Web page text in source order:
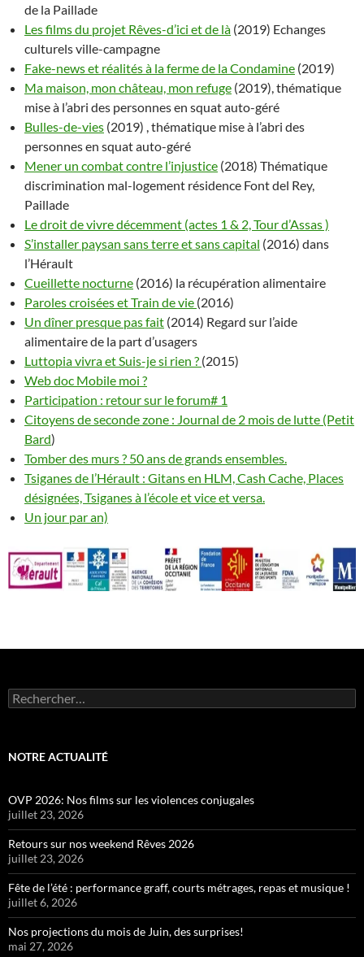
de la Paillade
Les films du projet Rêves-d’ici et de là (2019) Echanges
culturels ville-campagne
Fake-news et réalités à la ferme de la Condamine (2019)
Ma maison, mon château, mon refuge (2019), thématique
mise à l’abri des personnes en squat auto-géré
Bulles-de-vies (2019) , thématique mise à l’abri des
personnes en squat auto-géré
Mener un combat contre l’injustice (2018) Thématique
discrimination mal-logement résidence Font del Rey,
Paillade
Le droit de vivre décemment (actes 1 & 2, Tour d’Assas )
S’installer paysan sans terre et sans capital (2016) dans
l’Hérault
Cueillette nocturne (2016) la récupération alimentaire
Paroles croisées et Train de vie (2016)
Un dîner presque pas fait (2014) Regard sur l’aide
alimentaire de la part d’usagers
Luttopia vivra et Suis-je si rien ? (2015)
Web doc Mobile moi ?
Participation : retour sur le forum# 1
Citoyens de seconde zone : Journal de 2 mois de lutte (Petit
Bard)
Tomber des murs ? 50 ans de grands ensembles.
Tsiganes de l’Hérault : Gitans en HLM, Cash Cache, Places
désignées, Tsiganes à l’école et vice et versa.
Un jour par an)
Rechercher :
NOTRE ACTUALITÉ
OVP 2026: Nos films sur les violences conjugales
juillet 23, 2026
Retours sur nos weekend Rêves 2026
juillet 23, 2026
Fête de l’été : performance graff, courts métrages, repas et musique !
juillet 6, 2026
Nos projections du mois de Juin, des surprises!
mai 27, 2026